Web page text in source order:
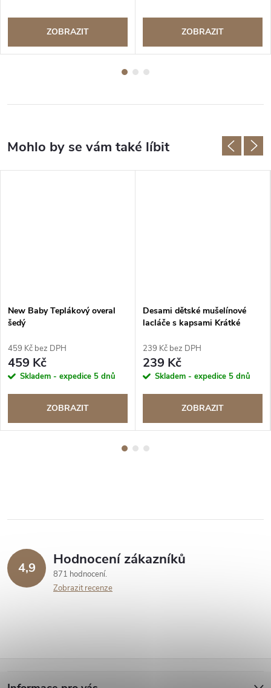
ZOBRAZIT ZOBRAZIT
New Baby Teplákový overal
šedý
459 Kč bez DPH
459 Kč
Skladem - expedice 5 dnů
ZOBRAZIT
Desami dětské mušelínové
lacláče s kapsami Krátké
239 Kč bez DPH
239 Kč
Skladem - expedice 5 dnů
ZOBRAZIT
4,9 Hodnocení zákazníků
871 hodnocení
Zobrazit recenze